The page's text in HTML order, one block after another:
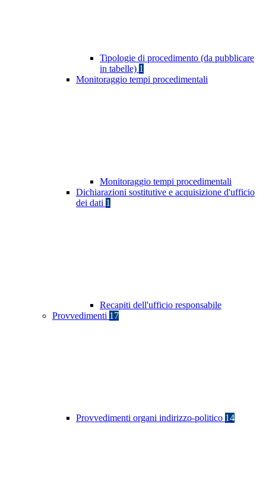
Tipologie di procedimento (da pubblicare
in tabelle) 1
Monitoraggio tempi procedimentali
Monitoraggio tempi procedimentali
Dichiarazioni sostitutive e acquisizione d'ufficio
dei dati 1
Recapiti dell'ufficio responsabile
Provvedimenti 17
Provvedimenti organi indirizzo-politico 14